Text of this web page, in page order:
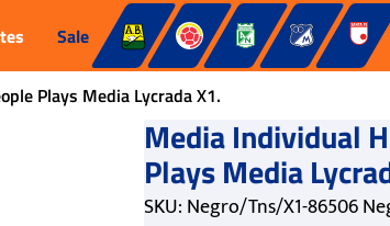
Sale
Plays Media Lycrada X1.
Media Individual
Plays Media
SKU: Negro/Tns/X1-86506